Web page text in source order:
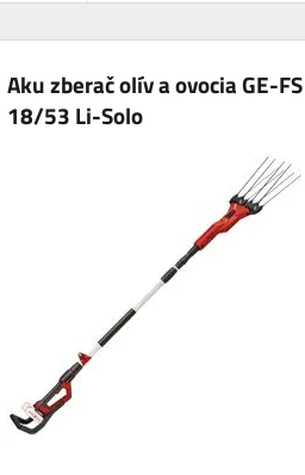
Aku zberač olív a ovocia GE-FS
18/53 Li-Solo